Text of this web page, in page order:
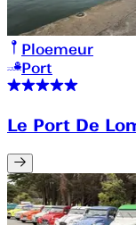
Ploemeur
Port
Le Port De